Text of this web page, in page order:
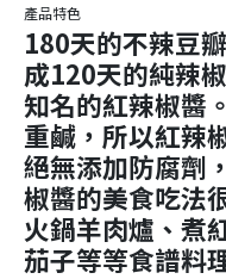
產品特色
180天的不辣豆
成120天的純辣
知名的紅辣椒醬
重鹹，所以紅辣
絕無添加防腐劑
椒醬的美食吃法
火鍋羊肉爐、煮
茄子等等食譜料